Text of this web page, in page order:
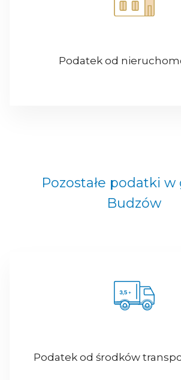
Podatek od
Pozostałe podatki
Budzów
Podatek od środków